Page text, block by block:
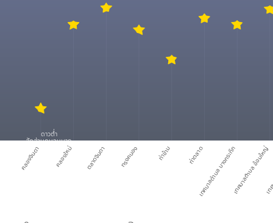
คลองจินดา คลองใหม่ ตลาดจินดา ทรงคนอง ท่าข้าม ท่าตลาดเทศบาลตำบล บางกระทึกเทศบาลตำบล อ้อมใหญ่เท
ดาวต่ำ
สัดส่วนคนจนมาก